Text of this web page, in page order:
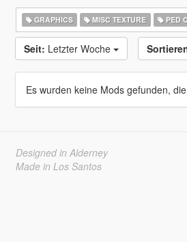
GRAPHICS MISC TEXTURE PED
Seit: Letzter Woche
Es wurden keine Mods gefunden,
Designed in Alderney
Made in Los Santos